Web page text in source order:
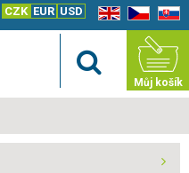
EN CZ SK
CZK EUR USD
Můj košík